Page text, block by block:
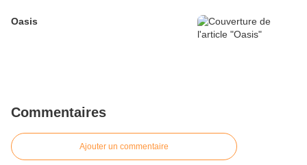
Oasis
Commentaires
Ajouter un commentaire